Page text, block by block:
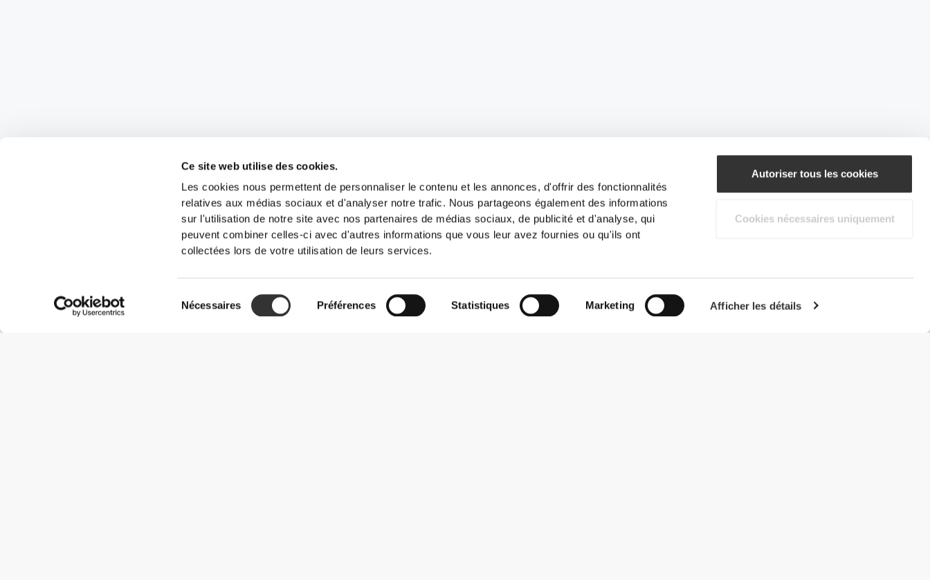
Ce site web utilise des cookies.
Les cookies nous permettent de personnaliser le contenu et les annonces, d'offrir des fonctionnalités
relatives aux médias sociaux et d'analyser notre trafic. Nous partageons également des informations
sur l'utilisation de notre site avec nos partenaires de médias sociaux, de publicité et d'analyse, qui
peuvent combiner celles-ci avec d'autres informations que vous leur avez fournies ou qu'ils ont
collectées lors de votre utilisation de leurs services.
du
Nécessaires Préférences Statistiques Marketing Afficher les détails
Autoriser tous les cookies
Cookies nécessaires uniquement